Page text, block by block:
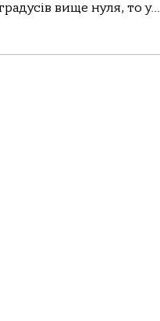
вище нуля, то у...